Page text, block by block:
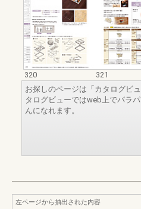
320
321
お探しのページは「カタログビ
タログビューではweb上でパラ
んになれます。
左ページから抽出された内容